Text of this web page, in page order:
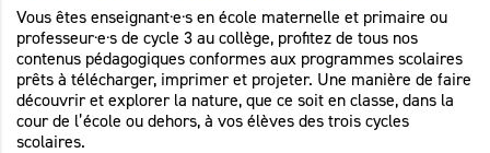
Vous êtes enseignant·e·s en école maternelle et primaire ou
professeur·e·s de cycle 3 au collège, profitez de tous nos
contenus pédagogiques conformes aux programmes scolaires
prêts à télécharger, imprimer et projeter. Une manière de faire
découvrir et explorer la nature, que ce soit en classe, dans la
cour de l’école ou dehors, à vos élèves des trois cycles
scolaires.